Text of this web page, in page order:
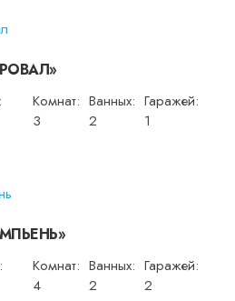
Комнат:
3
Ванных:
2
Гаражей:
1
Комнат:
4
Ванных:
2
Гаражей:
2